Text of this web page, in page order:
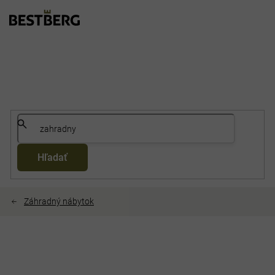
Hľadať
Záhradný nábytok